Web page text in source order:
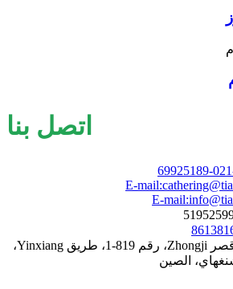
اتصل بنا
E-
E-
العنوان:R-1403، قصر Zhongji، رقم 819-1، طريق Yinxiang،